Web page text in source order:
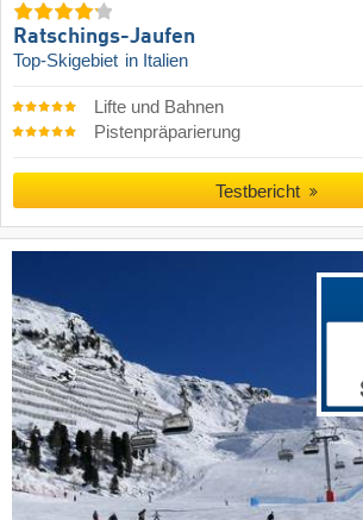
Ratschings-Jaufen
Top-Skigebiet in Italien
Lifte und Bahnen
Pistenpräparierung
Testbericht